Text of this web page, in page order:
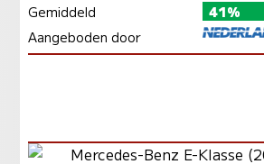
Gemiddeld
41%
Aangeboden door